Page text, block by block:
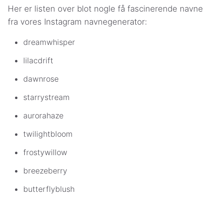
Her er listen over blot nogle få fascinerende navne
fra vores Instagram navnegenerator:
dreamwhisper
lilacdrift
dawnrose
starrystream
aurorahaze
twilightbloom
frostywillow
breezeberry
butterflyblush